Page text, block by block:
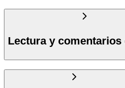
Lectura y comentarios